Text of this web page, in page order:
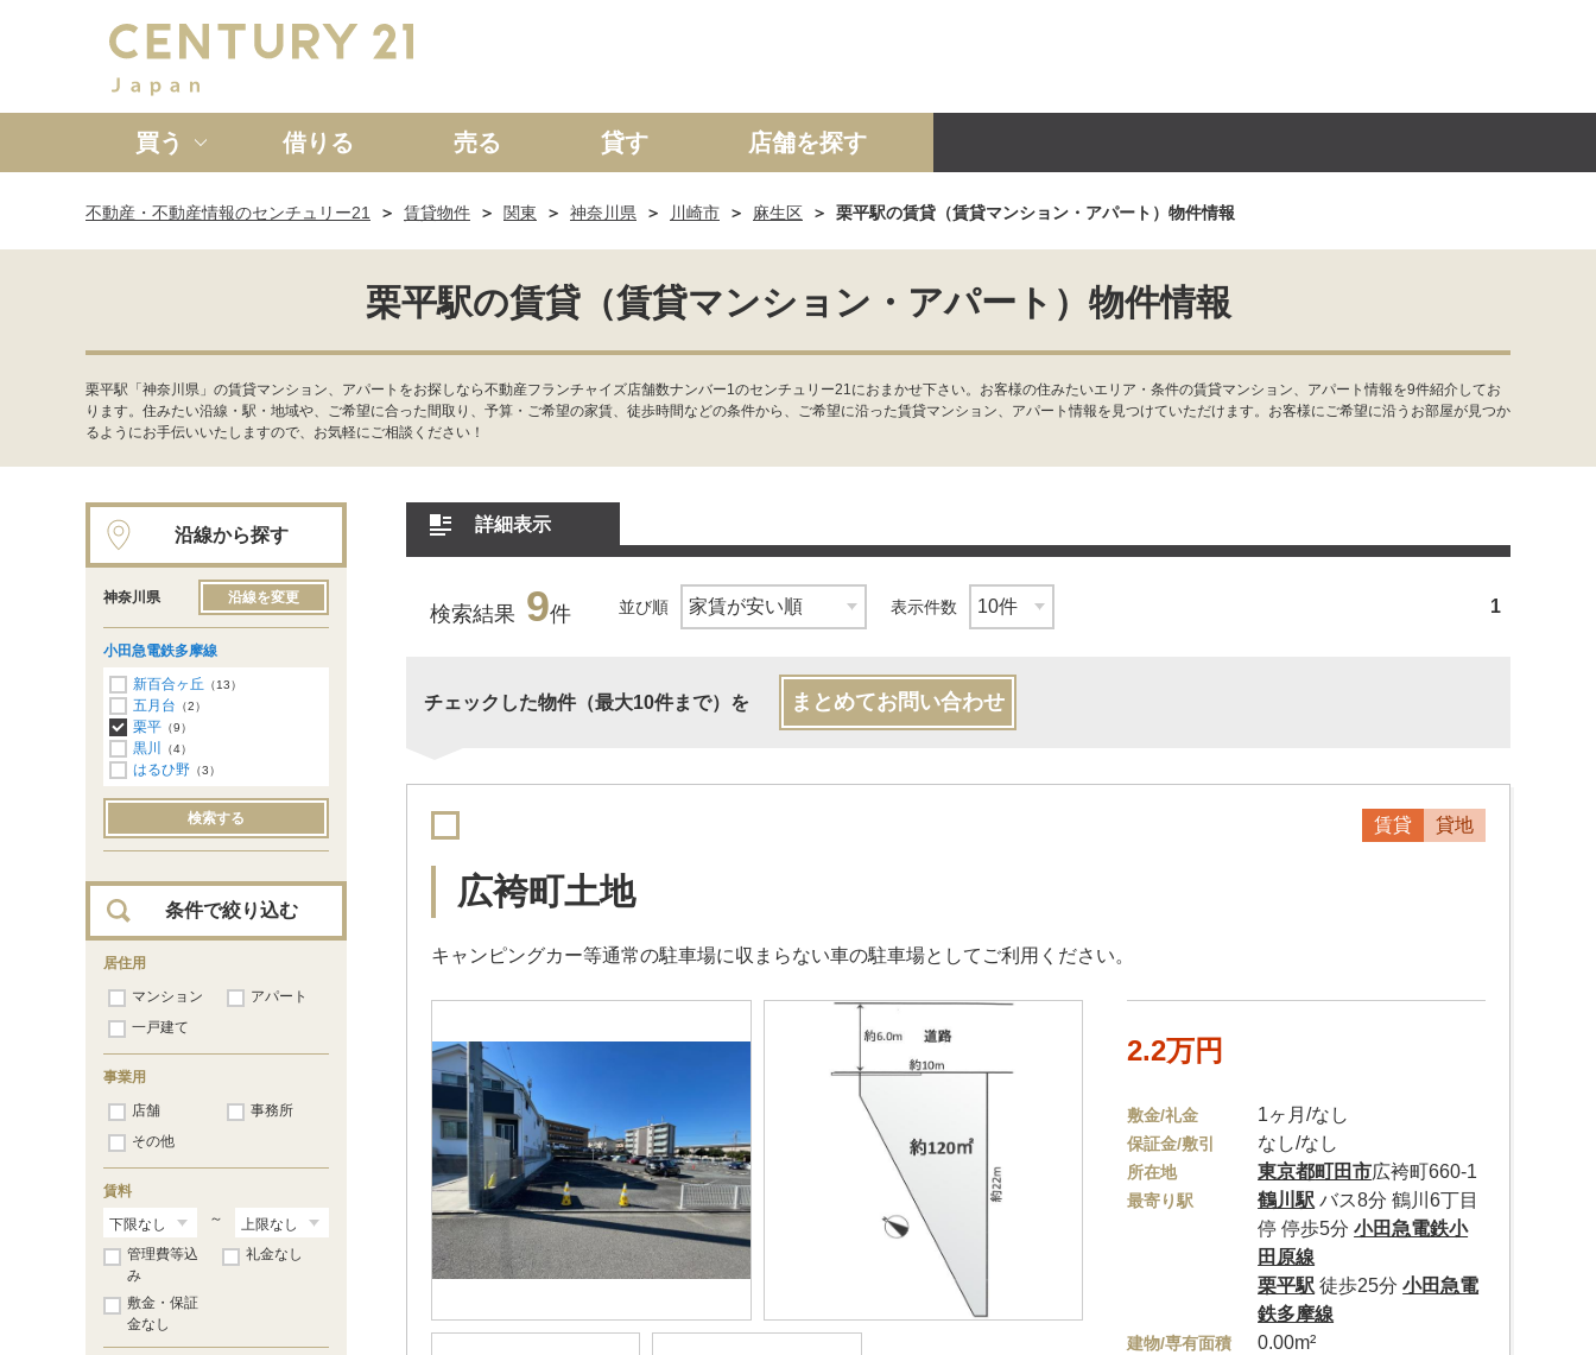
買う
新築一戸建て 中古一戸建て マンション 土地 事業投資用
借りる 売る 貸す 店舗を探す
不動産・不動産情報のセンチュリー21 賃貸物件 関東 神奈川県 川崎市 麻生区 栗平駅の賃貸（賃貸マンション・アパート）物件情報
栗平駅の賃貸（賃貸マンション・アパート）物件情報
栗平駅「神奈川県」の賃貸マンション、アパートをお探しなら不動産フランチャイズ店舗数ナンバー1のセンチュリー21におまかせ下さい。お客様の住みたいエリア・条件の賃貸マンション、アパート情報を9件紹介してお
ります。住みたい沿線・駅・地域や、ご希望に合った間取り、予算・ご希望の家賃、徒歩時間などの条件から、ご希望に沿った賃貸マンション、アパート情報を見つけていただけます。お客様にご希望に沿うお部屋が見つか
るようにお手伝いいたしますので、お気軽にご相談ください！
詳細表示
検索結果 9件 並び順 表示件数 1
チェックした物件（最大10件まで）を まとめてお問い合わせ
賃貸 貸地
広袴町土地
キャンピングカー等通常の駐車場に収まらない車の駐車場としてご利用ください。
2.2万円
敷金/礼金 1ヶ月/なし
保証金/敷引 なし/なし
所在地 東京都町田市広袴町660-1
最寄り駅 鶴川駅 バス8分 鶴川6丁目
停 停歩5分小田急電鉄小
田原線
栗平駅 徒歩25分小田急電
鉄多摩線
建物/専有面積 0.00m²
沿線から探す
神奈川県 沿線を変更
小田急電鉄多摩線
新百合ヶ丘 （13）
五月台 （2）
栗平 （9）
黒川 （4）
はるひ野 （3）
検索する
条件で絞り込む
居住用
マンション
アパート
一戸建て
事業用
店舗
事務所
その他
賃料
～
管理費等込
み
礼金なし
敷金・保証
金なし